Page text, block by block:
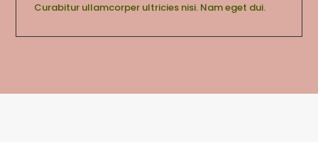
Curabitur ullamcorper ultricies nisi. Nam eget dui.